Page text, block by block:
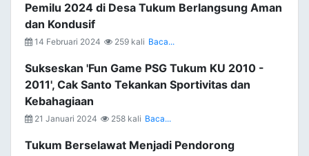
Pemilu 2024 di Desa Tukum Berlangsung Aman
dan Kondusif
14 Februari 2024 259 kali Baca...
Sukseskan 'Fun Game PSG Tukum KU 2010 -
2011', Cak Santo Tekankan Sportivitas dan
Kebahagiaan
21 Januari 2024 258 kali Baca...
Tukum Berselawat Menjadi Pendorong